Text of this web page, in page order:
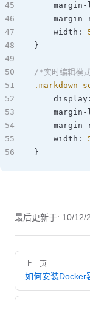
margin-
margin-
    width:
}
/*实时编辑模
margin-
margin-
    width:
}
45
46
47
48
49
50
51
52
53
54
55
56
最后更新于: 10/12/
Pager
上一页
如何安装Docker